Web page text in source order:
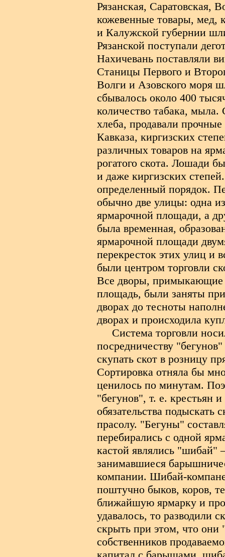
Рязанская, Саратовская,
кожевенные товары, мед,
и Калужской губернии
Рязанской поступали
Нахичевань поставляли
Станицы Первого и
Волги и Азовского моря
сбывалось около 400
количество табака,
хлеба, продавали
Кавказа, киргизских
различных товаров на
рогатого скота. Лошади
и даже киргизских
определенный порядок.
обычно две улицы: одна
ярмарочной площади, а
была временная,
ярмарочной площади
перекресток этих улиц и
были центром торговли
Все дворы, примыкающие
площадь, были заняты
дворах до тесноты
дворах и происходила
Система торговли
посредничеству
скупать скот в розницу
Сортировка отняла бы
ценилось по минутам.
"бегунов", т. е. крестьян
обязательства
прасолу. "Бегуны"
перебирались с одной
кастой являлись "шибай"
занимавшиеся
компании. Шибай-
поштучно быков, коров,
ближайшую ярмарку и
удавалось, то разводили
скрыть при этом, что
собственников